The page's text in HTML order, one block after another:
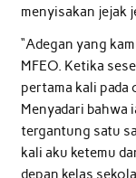
menyisakan jejak
“Adegan yang
MFEO. Ketika
pertama kali pada
Menyadari bahwa
tergantung satu
kali aku ketemu
depan kelas